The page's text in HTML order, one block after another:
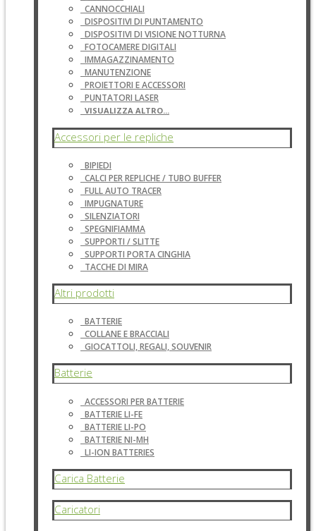
CANNOCCHIALI
DISPOSITIVI DI PUNTAMENTO
DISPOSITIVI DI VISIONE NOTTURNA
FOTOCAMERE DIGITALI
IMMAGAZZINAMENTO
MANUTENZIONE
PROIETTORI E ACCESSORI
PUNTATORI LASER
VISUALIZZA ALTRO...
Accessori per le repliche
BIPIEDI
CALCI PER REPLICHE / TUBO BUFFER
FULL AUTO TRACER
IMPUGNATURE
SILENZIATORI
SPEGNIFIAMMA
SUPPORTI / SLITTE
SUPPORTI PORTA CINGHIA
TACCHE DI MIRA
Altri prodotti
BATTERIE
COLLANE E BRACCIALI
GIOCATTOLI, REGALI, SOUVENIR
Batterie
ACCESSORI PER BATTERIE
BATTERIE LI-FE
BATTERIE LI-PO
BATTERIE NI-MH
LI-ION BATTERIES
Carica Batterie
Caricatori